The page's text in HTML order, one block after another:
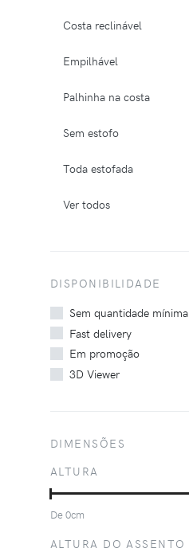
Costa reclinável
Empilhável
Palhinha na costa
Sem estofo
Toda estofada
Ver todos
DISPONIBILIDADE
Sem quantidade mínima
Fast delivery
Em promoção
3D Viewer
DIMENSÕES
ALTURA
De0cm
ALTURA DO ASSENTO